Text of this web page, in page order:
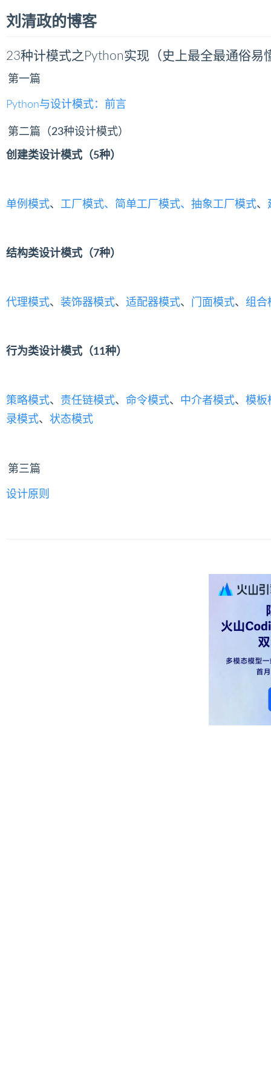
刘清政的博客
23种计模式之Python实现（史上最全最通俗易
第一篇
Python与设计模式：前言
第二篇（23种设计模式）
创建类设计模式（5种）
单例模式、 工厂模式、 简单工厂模式、抽象工厂模式、
结构类设计模式（7种）
代理模式、 装饰器模式、 适配器模式、 门面模式、 组合
行为类设计模式（11种）
策略模式、 责任链模式、 命令模式、 中介者模式、 模板
录模式、 状态模式
第三篇
设计原则